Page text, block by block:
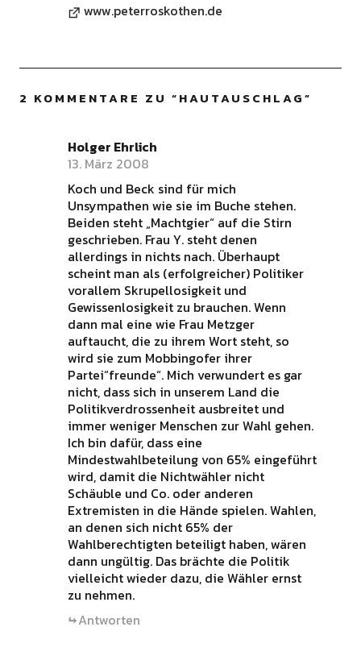
www.peterroskothen.de
2 KOMMENTARE ZU “HAUTAUSCHLAG”
Holger Ehrlich
13. März 2008
Koch und Beck sind für mich
Unsympathen wie sie im Buche stehen.
Beiden steht „Machtgier“ auf die Stirn
geschrieben. Frau Y. steht denen
allerdings in nichts nach. Überhaupt
scheint man als (erfolgreicher) Politiker
vorallem Skrupellosigkeit und
Gewissenlosigkeit zu brauchen. Wenn
dann mal eine wie Frau Metzger
auftaucht, die zu ihrem Wort steht, so
wird sie zum Mobbingofer ihrer
Partei“freunde“. Mich verwundert es gar
nicht, dass sich in unserem Land die
Politikverdrossenheit ausbreitet und
immer weniger Menschen zur Wahl gehen.
Ich bin dafür, dass eine
Mindestwahlbeteilung von 65% eingeführt
wird, damit die Nichtwähler nicht
Schäuble und Co. oder anderen
Extremisten in die Hände spielen. Wahlen,
an denen sich nicht 65% der
Wahlberechtigten beteiligt haben, wären
dann ungültig. Das brächte die Politik
vielleicht wieder dazu, die Wähler ernst
zu nehmen.
Antworten